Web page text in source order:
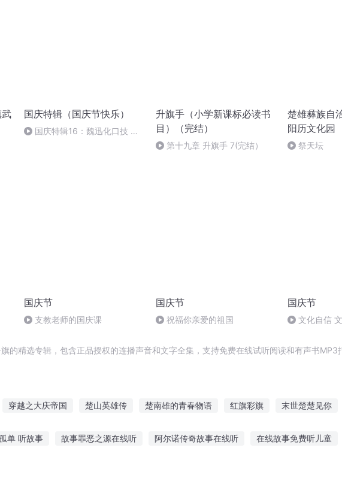
国庆特辑（国庆节快乐）
国庆特辑16：魏迅化口技 二
升旗手（小学新课标必读书
目）（完结）
第十九章 升旗手 7(完结）
楚雄彝族自
阳历文化园
祭天坛
国庆节
支教老师的国庆课
国庆节
祝福你亲爱的祖国
国庆节
文化自信
的精选专辑，包含正品授权的连播声音和文字全集，支持免费在线试听阅读和有声书MP3
穿越之大庆帝国 楚山英雄传 楚南雄的青春物语 红旗彩旗 末世楚楚见你
单 听故事 故事罪恶之源在线听 阿尔诺传奇故事在线听 在线故事免费听儿童